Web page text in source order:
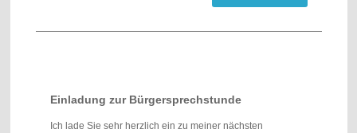
Einladung zur Bürgersprechstunde
Ich lade Sie sehr herzlich ein zu meiner nächsten